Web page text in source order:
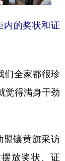
عربى
的奖状和证
全家都很珍
觉得满身干劲
镶黄旗采访
放奖状、证